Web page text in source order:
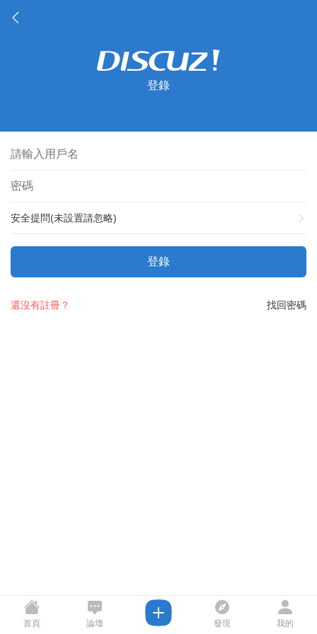
登錄
安全提問(未設置請忽略)
登錄
找回密碼
還沒有註冊？
首頁 論壇 發現 我的